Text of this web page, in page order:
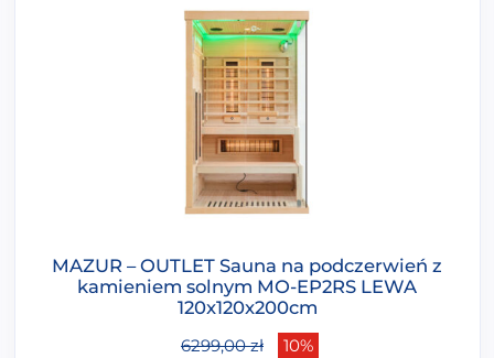
MAZUR – OUTLET Sauna na podczerwień z
kamieniem solnym MO-EP2RS LEWA
120x120x200cm
6299,00zł 10%